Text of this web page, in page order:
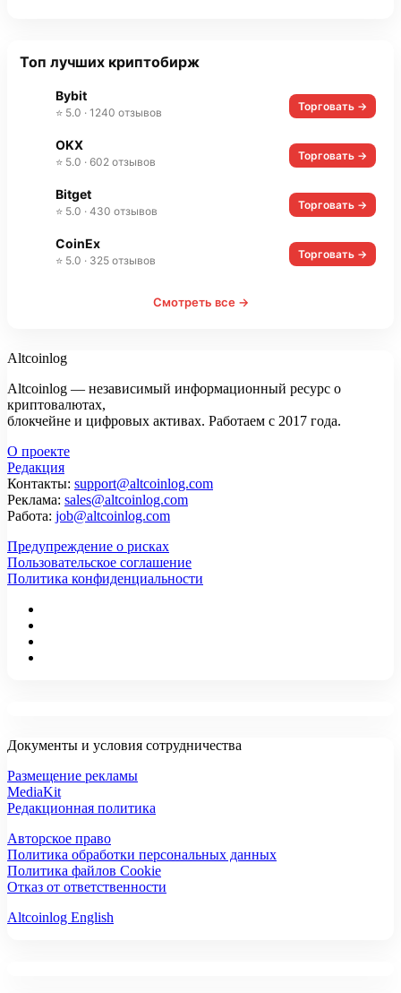
Топ лучших криптобирж
Bybit
⭐ 5.0 · 1240 отзывов Торговать →
OKX
⭐ 5.0 · 602 отзывов Торговать →
Bitget
⭐ 5.0 · 430 отзывов Торговать →
CoinEx
⭐ 5.0 · 325 отзывов Торговать →
Смотреть все →
Altcoinlog
Altcoinlog — независимый информационный ресурс о
криптовалютах,
блокчейне и цифровых активах. Работаем с 2017 года.
О проекте
Редакция
Контакты: support@altcoinlog.com
Реклама: sales@altcoinlog.com
Работа: job@altcoinlog.com
Предупреждение о рисках
Пользовательское соглашение
Политика конфиденциальности
Документы и условия сотрудничества
Размещение рекламы
MediaKit
Редакционная политика
Авторское право
Политика обработки персональных данных
Политика файлов Cookie
Отказ от ответственности
Altcoinlog English